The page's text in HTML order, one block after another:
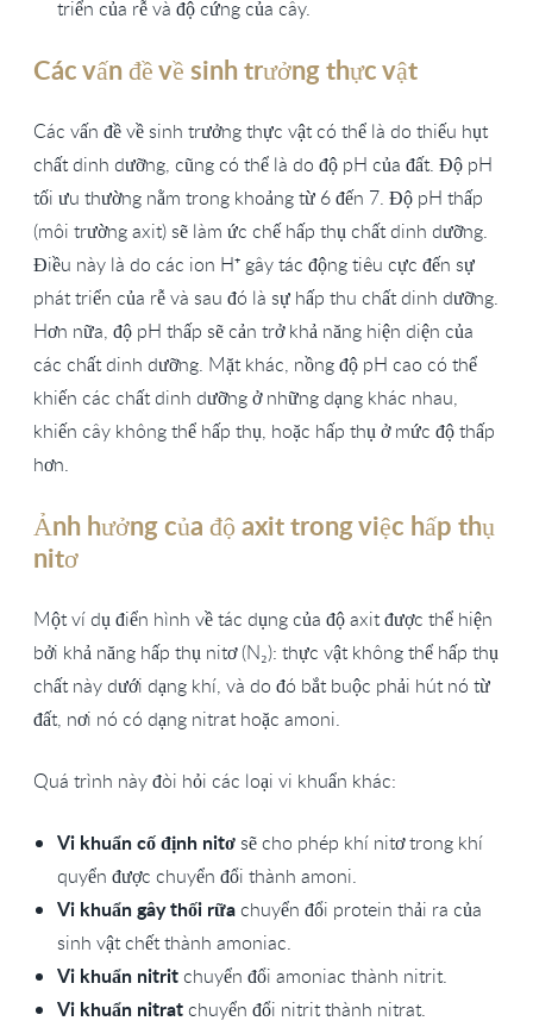
triển của rễ và độ cứng của cây.
Các vấn đề về sinh trưởng thực vật
Các vấn đề về sinh trưởng thực vật có thể là do thiếu hụt
chất dinh dưỡng, cũng có thể là do độ pH của đất. Độ pH
tối ưu thường nằm trong khoảng từ 6 đến 7. Độ pH thấp
(môi trường axit) sẽ làm ức chế hấp thụ chất dinh dưỡng.
Điều này là do các ion H⁺ gây tác động tiêu cực đến sự
phát triển của rễ và sau đó là sự hấp thu chất dinh dưỡng.
Hơn nữa, độ pH thấp sẽ cản trở khả năng hiện diện của
các chất dinh dưỡng. Mặt khác, nồng độ pH cao có thể
khiến các chất dinh dưỡng ở những dạng khác nhau,
khiến cây không thể hấp thụ, hoặc hấp thụ ở mức độ thấp
hơn.
Ảnh hưởng của độ axit trong việc hấp thụ
nitơ
Một ví dụ điển hình về tác dụng của độ axit được thể hiện
bởi khả năng hấp thụ nitơ (N₂): thực vật không thể hấp thụ
chất này dưới dạng khí, và do đó bắt buộc phải hút nó từ
đất, nơi nó có dạng nitrat hoặc amoni.
Quá trình này đòi hỏi các loại vi khuẩn khác:
Vi khuẩn cố định nitơsẽ cho phép khí nitơ trong khí
quyển được chuyển đổi thành amoni.
Vi khuẩn gây thối rữa chuyển đổi protein thải ra của
sinh vật chết thành amoniac.
Vi khuẩn nitrit chuyển đổi amoniac thành nitrit.
Vi khuẩn nitrat chuyển đổi nitrit thành nitrat.